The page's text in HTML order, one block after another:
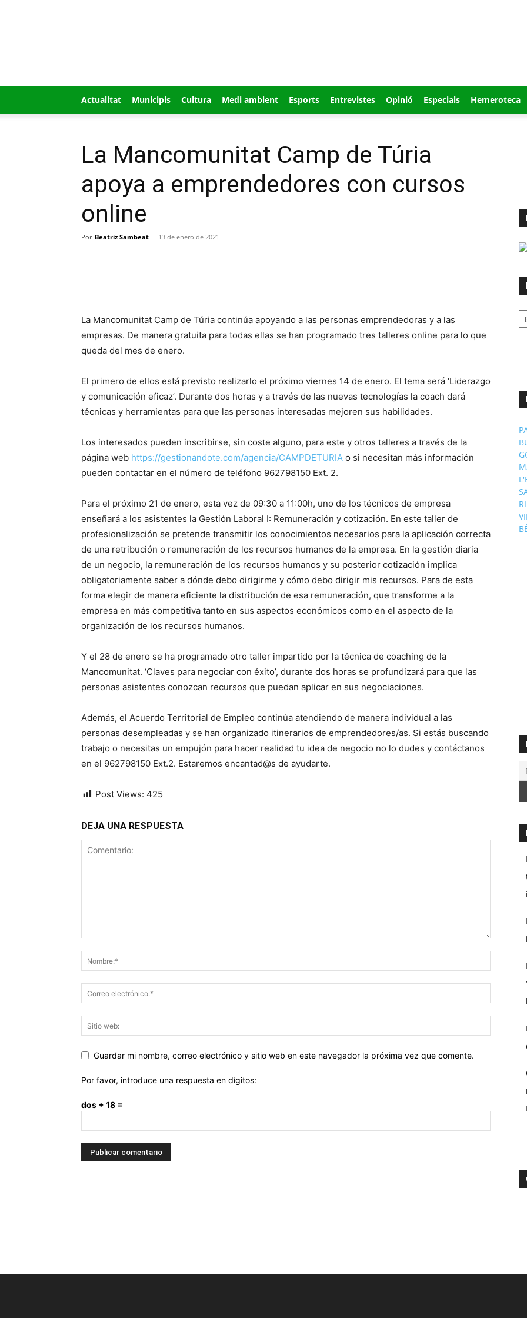
Actualitat Municipis Cultura Medi ambient Esports Entrevistes Opinió Especials Hemeroteca
La Mancomunitat Camp de Túria
apoya a emprendedores con cursos
online
Por Beatriz Sambeat - 13 de enero de 2021
La Mancomunitat Camp de Túria continúa apoyando a las personas emprendedoras y a las
empresas. De manera gratuita para todas ellas se han programado tres talleres online para lo que
queda del mes de enero.
El primero de ellos está previsto realizarlo el próximo viernes 14 de enero. El tema será ‘Liderazgo
y comunicación eficaz’. Durante dos horas y a través de las nuevas tecnologías la coach dará
técnicas y herramientas para que las personas interesadas mejoren sus habilidades.
Los interesados pueden inscribirse, sin coste alguno, para este y otros talleres a través de la
página web https://gestionandote.com/agencia/CAMPDETURIA o si necesitan más información
pueden contactar en el número de teléfono 962798150 Ext. 2.
Para el próximo 21 de enero, esta vez de 09:30 a 11:00h, uno de los técnicos de empresa
enseñará a los asistentes la Gestión Laboral I: Remuneración y cotización. En este taller de
profesionalización se pretende transmitir los conocimientos necesarios para la aplicación correcta
de una retribución o remuneración de los recursos humanos de la empresa. En la gestión diaria
de un negocio, la remuneración de los recursos humanos y su posterior cotización implica
obligatoriamente saber a dónde debo dirigirme y cómo debo dirigir mis recursos. Para de esta
forma elegir de manera eficiente la distribución de esa remuneración, que transforme a la
empresa en más competitiva tanto en sus aspectos económicos como en el aspecto de la
organización de los recursos humanos.
Y el 28 de enero se ha programado otro taller impartido por la técnica de coaching de la
Mancomunitat. ‘Claves para negociar con éxito’, durante dos horas se profundizará para que las
personas asistentes conozcan recursos que puedan aplicar en sus negociaciones.
Además, el Acuerdo Territorial de Empleo continúa atendiendo de manera individual a las
personas desempleadas y se han organizado itinerarios de emprendedores/as. Si estás buscando
trabajo o necesitas un empujón para hacer realidad tu idea de negocio no lo dudes y contáctanos
en el 962798150 Ext.2. Estaremos encantad@s de ayudarte.
Post Views: 425
DEJA UNA RESPUESTA
Guardar mi nombre, correo electrónico y sitio web en este navegador la próxima vez que comente.
Por favor, introduce una respuesta en dígitos:
dos + 18 =